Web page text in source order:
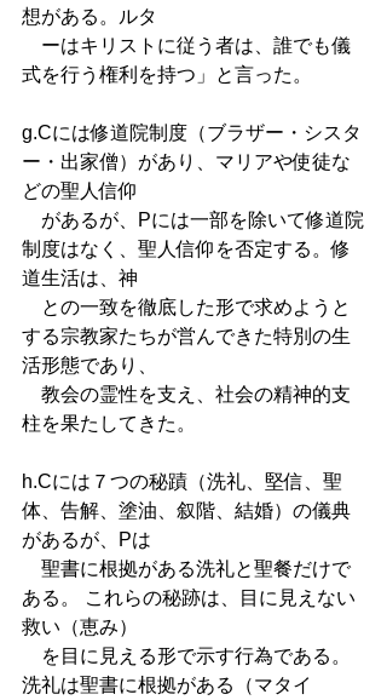
想がある。ルタ
ーはキリストに従う者は、誰でも儀
式を行う権利を持つ」と言った。
g.Cには修道院制度（ブラザー・シスタ
ー・出家僧）があり、マリアや使徒な
どの聖人信仰
があるが、Pには一部を除いて修道院
制度はなく、聖人信仰を否定する。修
道生活は、神
との一致を徹底した形で求めようと
する宗教家たちが営んできた特別の生
活形態であり、
教会の霊性を支え、社会の精神的支
柱を果たしてきた。
h.Cには７つの秘蹟（洗礼、堅信、聖
体、告解、塗油、叙階、結婚）の儀典
があるが、Pは
聖書に根拠がある洗礼と聖餐だけで
ある。 これらの秘跡は、目に見えない
救い（恵み）
を目に見える形で示す行為である。
洗礼は聖書に根拠がある（マタイ